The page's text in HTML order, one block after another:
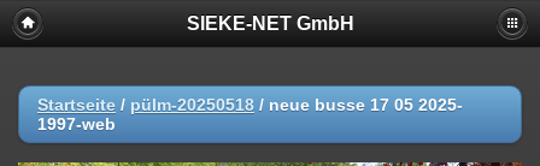
SIEKE-NET GmbH
Startseite / pülm-20250518 / neue busse 17 05 2025-
1997-web